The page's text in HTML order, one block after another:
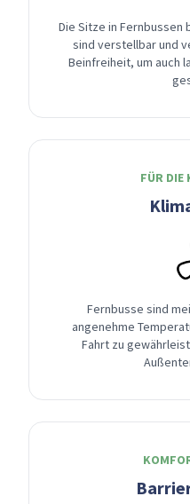
Die Sitze in
sind verstellbar und
Beinfreiheit, um auch
FÜR DIE
Fernbusse sind
angenehme
Fahrt zu